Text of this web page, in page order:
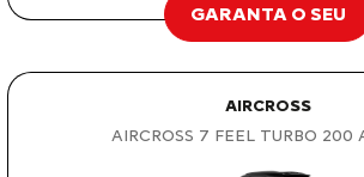
GARANTA O SEU
AIRCROSS
AIRCROSS 7 FEEL TURBO 200